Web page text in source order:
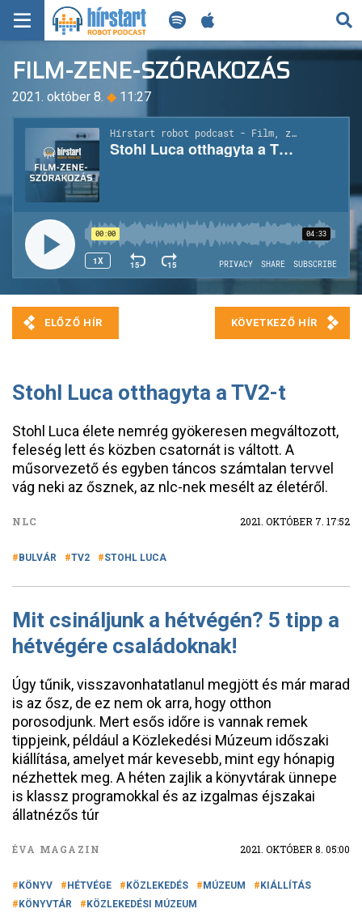
KERESÉS
KEZDŐLAP
FRISS HÍREK
TECH HÍREK
FILM-ZENE-SZÓRAKOZÁS
PLAYLIST
MI AZ A ROBOT PODCAST?
FILM-ZENE-SZÓRAKOZÁS
2021. október 8. ◆ 11:27
Stohl Luca otthagyta a TV2-t
Stohl Luca élete nemrég gyökeresen megváltozott,
feleség lett és közben csatornát is váltott. A
műsorvezető és egyben táncos számtalan tervvel
vág neki az ősznek, az nlc-nek mesélt az életéről.
NLC 2021. OKTÓBER 7. 17:52
BULVÁR TV2 STOHL LUCA
Mit csináljunk a hétvégén? 5 tipp a
hétvégére családoknak!
Úgy tűnik, visszavonhatatlanul megjött és már marad
is az ősz, de ez nem ok arra, hogy otthon
porosodjunk. Mert esős időre is vannak remek
tippjeink, például a Közlekedési Múzeum időszaki
kiállítása, amelyet már kevesebb, mint egy hónapig
nézhettek meg. A héten zajlik a könyvtárak ünnepe
is klassz programokkal és az izgalmas éjszakai
állatnézős túr
ÉVA MAGAZIN 2021. OKTÓBER 8. 05:00
KÖNYV HÉTVÉGE KÖZLEKEDÉS MÚZEUM
KIÁLLÍTÁS
KÖNYVTÁR
KÖZLEKEDÉSI MÚZEUM